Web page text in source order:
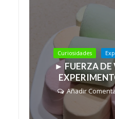
Curiosidades
► FUERZA DE
Añadir